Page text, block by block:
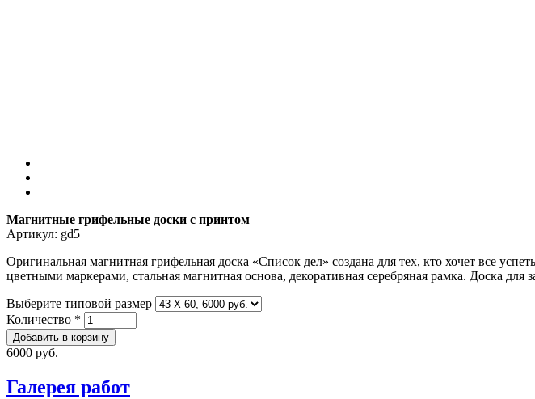
Магнитные грифельные доски c принтом
Артикул: gd5
Оригинальная магнитная грифельная доска «Список дел» создана для тех, кто хочет все
цветными маркерами, стальная магнитная основа, декоративная серебряная рамка. Доска
Выберите типовой размер
Количество *
6000 руб.
Галерея работ